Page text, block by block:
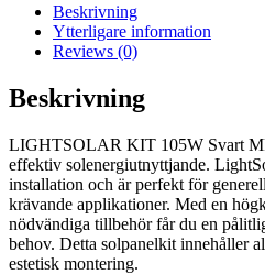
Beskrivning
Ytterligare information
Reviews (0)
Beskrivning
LIGHTSOLAR KIT 105W Svart
effektiv solenergiutnyttjande.
installation och är perfekt för
krävande applikationer. Med en
nödvändiga tillbehör får du en
behov. Detta solpanelkit innehåller
estetisk montering.